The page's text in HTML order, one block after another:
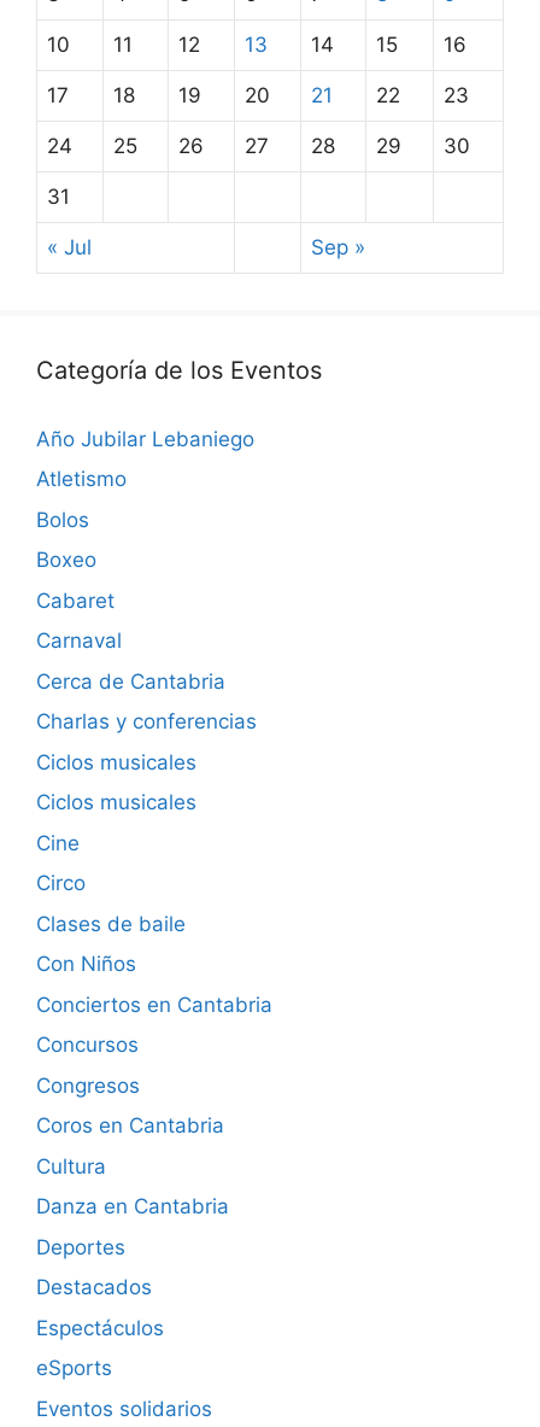
10 11 12 13 14 15 16
17 18 19 20 21 22 23
24 25 26 27 28 29 30
31
« Jul Sep »
Categoría de los Eventos
Año Jubilar Lebaniego
Atletismo
Bolos
Boxeo
Cabaret
Carnaval
Cerca de Cantabria
Charlas y conferencias
Ciclos musicales
Ciclos musicales
Cine
Circo
Clases de baile
Con Niños
Conciertos en Cantabria
Concursos
Congresos
Coros en Cantabria
Cultura
Danza en Cantabria
Deportes
Destacados
Espectáculos
eSports
Eventos solidarios